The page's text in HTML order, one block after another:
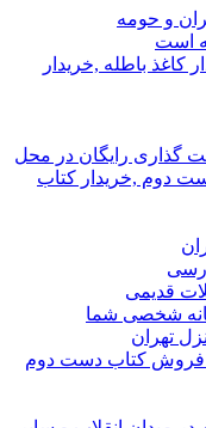
و حومه
است
کاغذ باطله ,خریدار
گذاری رایگان در محل
دوم ,خریدار کتاب
قدیمی
شخصی شما
تهران
فروش کتاب دست دوم